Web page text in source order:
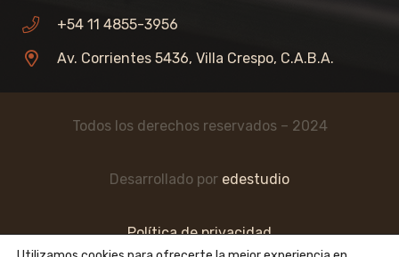
+54 11 4855-3956
Av. Corrientes 5436, Villa Crespo, C.A.B.A.
Todos los derechos reservados – 2024
Desarrollado por edestudio
Política de privacidad